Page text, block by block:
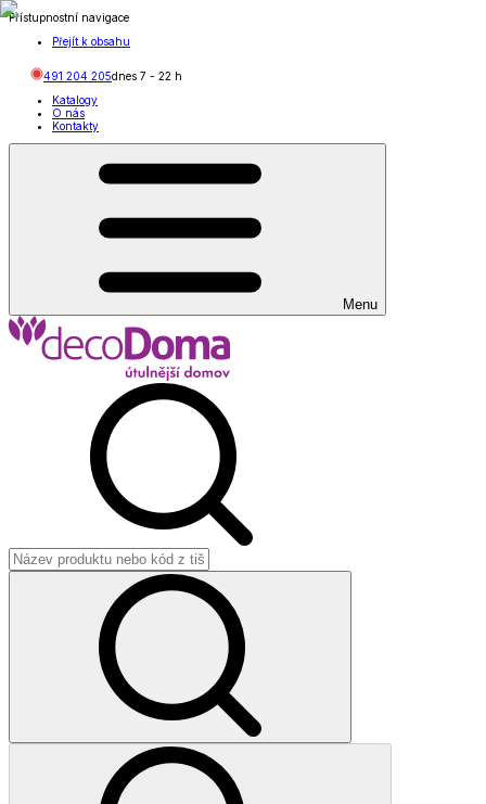
Přístupnostní navigace
Přejít k obsahu
491 204 205dnes 7 - 22 h
Katalogy
O nás
Kontakty
Menu